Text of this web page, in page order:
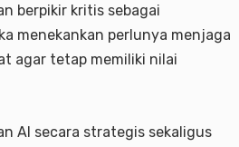
berpikir kritis sebagai
menekankan perlunya menjaga
agar tetap memiliki nilai
AI secara strategis sekaligus